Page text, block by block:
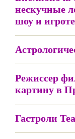
нескучные
шоу и
Режиссер
картину в
Гастроли